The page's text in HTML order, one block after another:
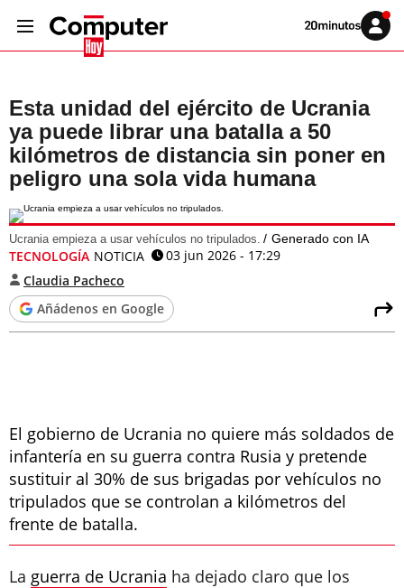
Volver
Iniciar
sesión
Esta unidad del ejército de Ucrania
ya puede librar una batalla a 50
kilómetros de distancia sin poner en
peligro una sola vida humana
Ucrania empieza a usar vehículos no tripulados. Generado con IA
TECNOLOGÍA NOTICIA
03 jun 2026 - 17:29
Claudia Pacheco
Añádenos en Google
El gobierno de Ucrania no quiere más soldados de
infantería en su guerra contra Rusia y pretende
sustituir al 30% de sus brigadas por vehículos no
tripulados que se controlan a kilómetros del
frente de batalla.
La guerra de Ucrania ha dejado claro que los